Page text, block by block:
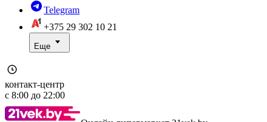
Telegram
+375 29 302 10 21
Еще
контакт-центр
с 8:00 до 22:00